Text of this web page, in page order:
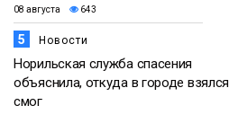
08 августа 643
5 Новости
Норильская служба спасения
объяснила, откуда в городе взялся
смог